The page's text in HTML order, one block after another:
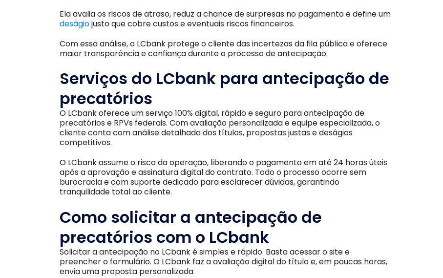
Ela avalia os riscos de atraso, reduz a chance de surpresas no pagamento e define um
deságiojusto que cobre custos e eventuais riscos financeiros.
Com essa análise, o LCbank protege o cliente das incertezas da fila pública e oferece
maior transparência e confiança durante o processo de antecipação.
Serviços do LCbank para antecipação de
precatórios
O LCbank oferece um serviço 100% digital, rápido e seguro para antecipação de
precatórios e RPVs federais. Com avaliação personalizada e equipe especializada, o
cliente conta com análise detalhada dos títulos, propostas justas e deságios
competitivos.
O LCbank assume o risco da operação, liberando o pagamento em até 24 horas úteis
após a aprovação e assinatura digital do contrato. Todo o processo ocorre sem
burocracia e com suporte dedicado para esclarecer dúvidas, garantindo
tranquilidade total ao cliente.​
Como solicitar a antecipação de
precatórios com o LCbank
Solicitar a antecipação no LCbank é simples e rápido. Basta acessar o site e
preencher o formulário. O LCbank faz a avaliação digital do título e, em poucas horas,
envia uma proposta personalizada